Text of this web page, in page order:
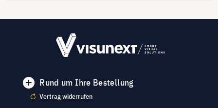
Rund um Ihre Bestellung
Vertrag widerrufen